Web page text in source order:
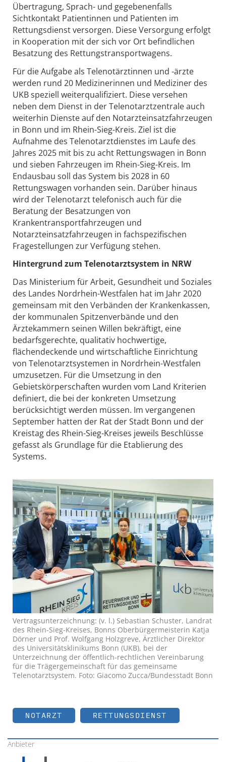
Übertragung, Sprach- und gegebenenfalls
Sichtkontakt Patientinnen und Patienten im
Rettungsdienst versorgen. Diese Versorgung erfolgt
in Kooperation mit der sich vor Ort befindlichen
Besatzung des Rettungstransportwagens.
Für die Aufgabe als Telenotärztinnen und -ärzte
werden rund 20 Medizinerinnen und Mediziner des
UKB speziell weiterqualifiziert. Diese versehen
neben dem Dienst in der Telenotarztzentrale auch
weiterhin Dienste auf den Notarzteinsatzfahrzeugen
in Bonn und im Rhein-Sieg-Kreis. Ziel ist die
Aufnahme des Telenotarztdienstes im Laufe des
Jahres 2025 mit bis zu acht Rettungswagen in Bonn
und sieben Fahrzeugen im Rhein-Sieg-Kreis. Im
Endausbau soll das System bis 2028 in 60
Rettungswagen vorhanden sein. Darüber hinaus
wird der Telenotarzt telefonisch auch für die
Beratung der Besatzungen von
Krankentransportfahrzeugen und
Notarzteinsatzfahrzeugen in fachspezifischen
Fragestellungen zur Verfügung stehen.
Hintergrund zum Telenotarztsystem in NRW
Das Ministerium für Arbeit, Gesundheit und Soziales
des Landes Nordrhein-Westfalen hat im Jahr 2020
gemeinsam mit den Verbänden der Krankenkassen,
der kommunalen Spitzenverbände und den
Ärztekammern seinen Willen bekräftigt, eine
bedarfsgerechte, qualitativ hochwertige,
flächendeckende und wirtschaftliche Einrichtung
von Telenotarztsystemen in Nordrhein-Westfalen
umzusetzen. Für die Umsetzung in den
Gebietskörperschaften wurden vom Land Kriterien
definiert, die bei der konkreten Umsetzung
berücksichtigt werden müssen. Im vergangenen
September hatten der Rat der Stadt Bonn und der
Kreistag des Rhein-Sieg-Kreises jeweils Beschlüsse
gefasst als Grundlage für die Etablierung des
Systems.
Vertragsunterzeichnung: (v. l.) Sebastian Schuster, Landrat
des Rhein-Sieg-Kreises, Bonns Oberbürgermeisterin Katja
Dörner und Prof. Wolfgang Holzgreve, Ärztlicher Direktor
des Universitätsklinikums Bonn (UKB), bei der
Unterzeichnung der öffentlich-rechtlichen Vereinbarung
für die Trägergemeinschaft für das gemeinsame
Telenotarztsystem. Foto: Giacomo Zucca/Bundesstadt Bonn
NOTARZT RETTUNGSDIENST
Anbieter